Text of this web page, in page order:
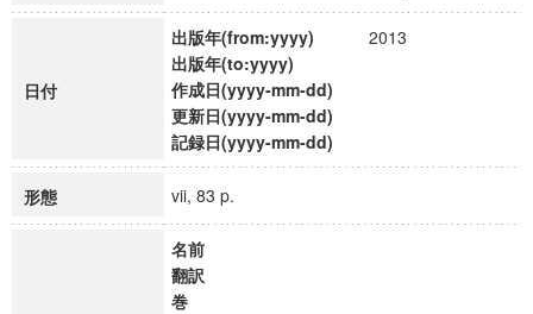
日付
出版年(from:yyyy)
2013
出版年(to:yyyy)
作成日(yyyy-mm-dd)
更新日(yyyy-mm-dd)
記録日(yyyy-mm-dd)
形態 vii, 83 p.
名前
翻訳
巻